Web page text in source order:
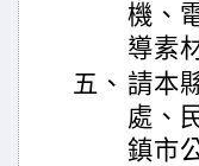
機、
導素
五、 請本
處、
鎮市